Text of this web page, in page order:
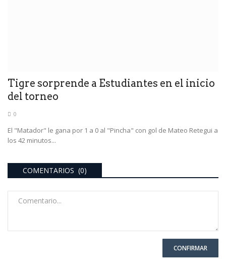
Tigre sorprende a Estudiantes en el inicio
del torneo
0
El "Matador" le gana por 1 a 0 al "Pincha" con gol de Mateo Retegui a
los 42 minutos...
COMENTARIOS (0)
CONFIRMAR